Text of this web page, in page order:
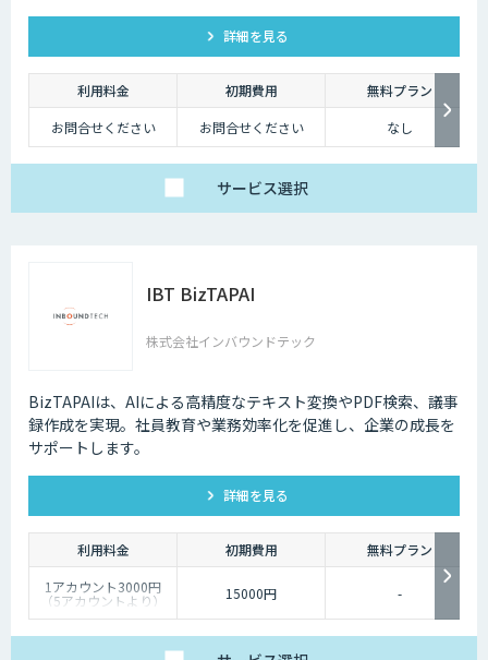
詳細を見る
利用料金 初期費用
無料プラン
お問合せください
お問合せください なし
サービス選択
IBT BizTAPAI
株式会社インバウンドテック
BizTAPAIは、AIによる高精度なテキスト変換やPDF検索、議事
録作成を実現。社員教育や業務効率化を促進し、企業の成長を
サポートします。
詳細を見る
利用料金 初期費用
無料プラン
1アカウント3000円
（5アカウントより） 15000円 -